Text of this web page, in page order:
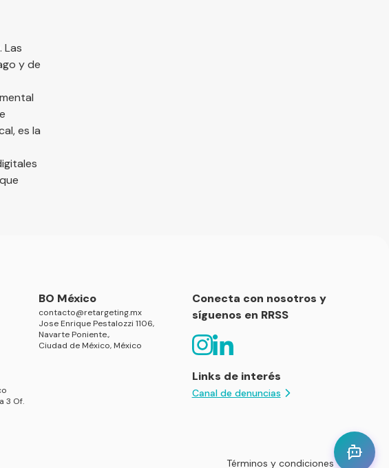
Las
y de
es la
3 Of.
BO México
contacto@retargeting.mx
Jose Enrique Pestalozzi 1106,
Navarte Poniente.,
Ciudad de México, México
Conecta con nosotros y
síguenos en RRSS
Links de interés
Canal de denuncias
Términos y condiciones